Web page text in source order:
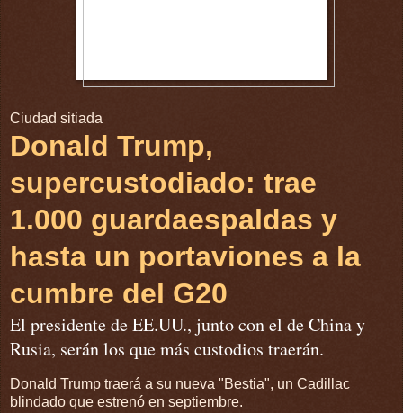
Ciudad sitiada
Donald Trump,
supercustodiado: trae
1.000 guardaespaldas y
hasta un portaviones a la
cumbre del G20
El presidente de EE.UU., junto con el de China y
Rusia, serán los que más custodios traerán.
Donald Trump traerá a su nueva "Bestia", un Cadillac
blindado que estrenó en septiembre.